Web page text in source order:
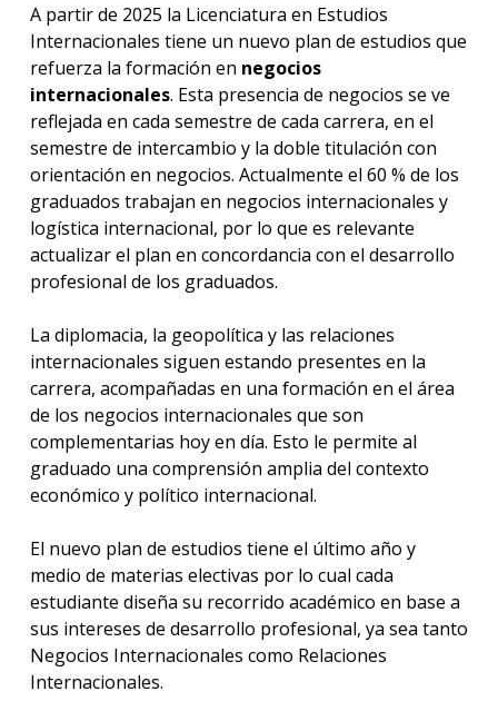
A partir de 2025 la Licenciatura en Estudios
Internacionales tiene un nuevo plan de estudios que
refuerza la formación en negocios
internacionales. Esta presencia de negocios se ve
reflejada en cada semestre de cada carrera, en el
semestre de intercambio y la doble titulación con
orientación en negocios. Actualmente el 60 % de los
graduados trabajan en negocios internacionales y
logística internacional, por lo que es relevante
actualizar el plan en concordancia con el desarrollo
profesional de los graduados.
La diplomacia, la geopolítica y las relaciones
internacionales siguen estando presentes en la
carrera, acompañadas en una formación en el área
de los negocios internacionales que son
complementarias hoy en día. Esto le permite al
graduado una comprensión amplia del contexto
económico y político internacional.
El nuevo plan de estudios tiene el último año y
medio de materias electivas por lo cual cada
estudiante diseña su recorrido académico en base a
sus intereses de desarrollo profesional, ya sea tanto
Negocios Internacionales como Relaciones
Internacionales.